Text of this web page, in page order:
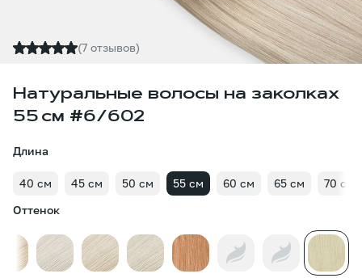
(7 отзывов)
Натуральные волосы на заколках
55 см #6/602
Длина
40 см 45 см 50 см 55 см 60 см 65 см
70 см
Оттенок